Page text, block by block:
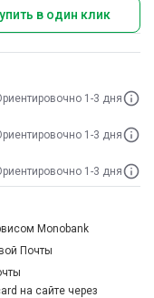
в один клик
1-3 дня
1-3 дня
1-3 дня
Monobank
Почты
на сайте через